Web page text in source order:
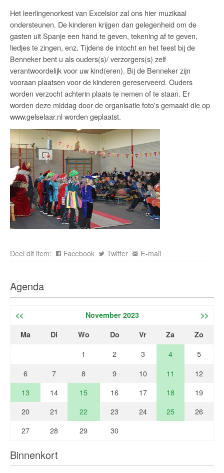
Het leerlingenorkest van Excelsior zal ons hier muzikaal
ondersteunen. De kinderen krijgen dan gelegenheid om de
gasten uit Spanje een hand te geven, tekening af te geven,
liedjes te zingen, enz. Tijdens de intocht en het feest bij de
Benneker bent u als ouders(s)/ verzorgers(s) zelf
verantwoordelijk voor uw kind(eren). Bij de Benneker zijn
vooraan plaatsen voor de kinderen gereserveerd. Ouders
worden verzocht achterin plaats te nemen of te staan. Er
worden deze middag door de organisatie foto's gemaakt die op
www.gelselaar.nl worden geplaatst.
Deel dit item: Facebook Twitter E-mail
Agenda
<< November 2023
>>
Ma
Di Wo Do Vr Za Zo
1 2 3 4
5
6
7 8 9 10 11
12
13
14 15 16 17 18
19
20
21 22 23 24 25
26
27
28 29 30
Binnenkort